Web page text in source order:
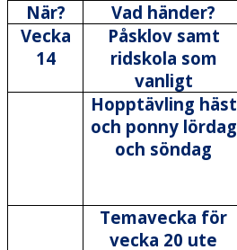
När? Vad händer?
Vecka
14
Påsklov samt
ridskola som
vanligt
Hopptävling häst
och ponny lördag
och söndag
Temavecka för
vecka 20 ute